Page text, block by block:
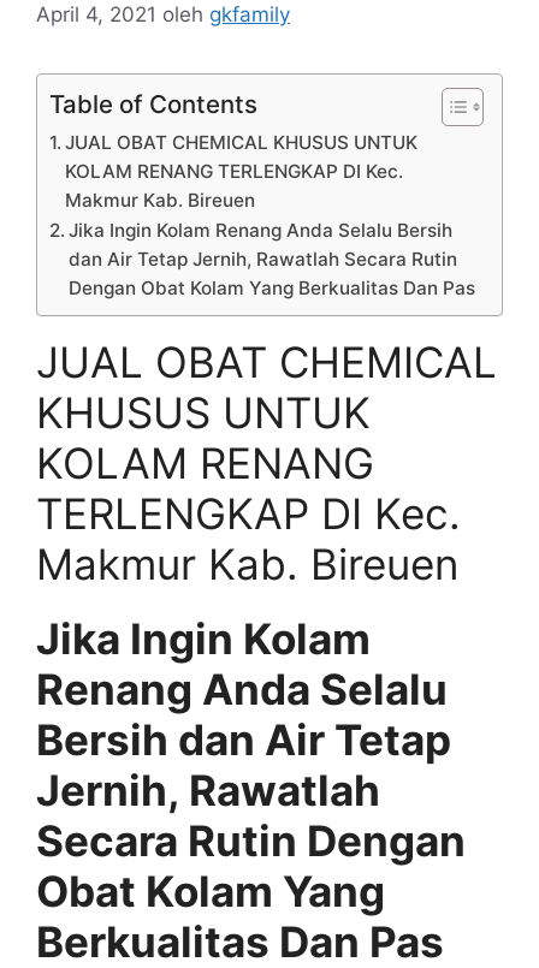
April 4, 2021 oleh gkfamily
Table of Contents
JUAL OBAT CHEMICAL KHUSUS UNTUK
KOLAM RENANG TERLENGKAP DI Kec.
Makmur Kab. Bireuen
Jika Ingin Kolam Renang Anda Selalu Bersih
dan Air Tetap Jernih, Rawatlah Secara Rutin
Dengan Obat Kolam Yang Berkualitas Dan Pas
JUAL OBAT CHEMICAL
KHUSUS UNTUK
KOLAM RENANG
TERLENGKAP DI Kec.
Makmur Kab. Bireuen
Jika Ingin Kolam
Renang Anda Selalu
Bersih dan Air Tetap
Jernih, Rawatlah
Secara Rutin Dengan
Obat Kolam Yang
Berkualitas Dan Pas